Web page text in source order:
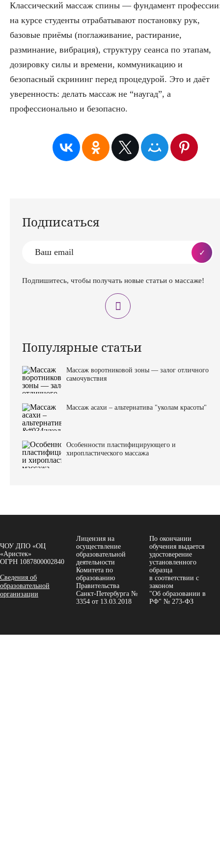
Классический массаж спины — фундамент
на курсе студенты отрабатывают постановку рук,
базовые приёмы (поглаживание, растирание,
разминание, вибрация), структуру сеанса по этапам,
дозировку силы и времени, коммуникацию и
безопасный скрининг перед процедурой. Это и даёт
уверенность: делать массаж не “наугад”, а
профессионально и безопасно.
Подписаться
Подпишитесь, чтобы получать новые статьи о массаже!
Популярные статьи
Массаж воротниковой зоны — залог отличного
самочувствия
Массаж асахи – альтернатива "уколам красоты"
Особенности пластифицирующего и
хиропластического массажа
ЧОУ ДПО «ОЦ
«Аристек»
ОГРН 1087800002840
Сведения об
образовательной
организации
Лицензия на
осуществление
образовательной
деятельности
Комитета по
образованию
Правительства
Санкт-Петербурга №
3354 от 13.03.2018
По окончании
обучения выдается
удостоверение
установленного
образца
в соответствии с
законом
"Об образовании в
РФ" № 273-ФЗ